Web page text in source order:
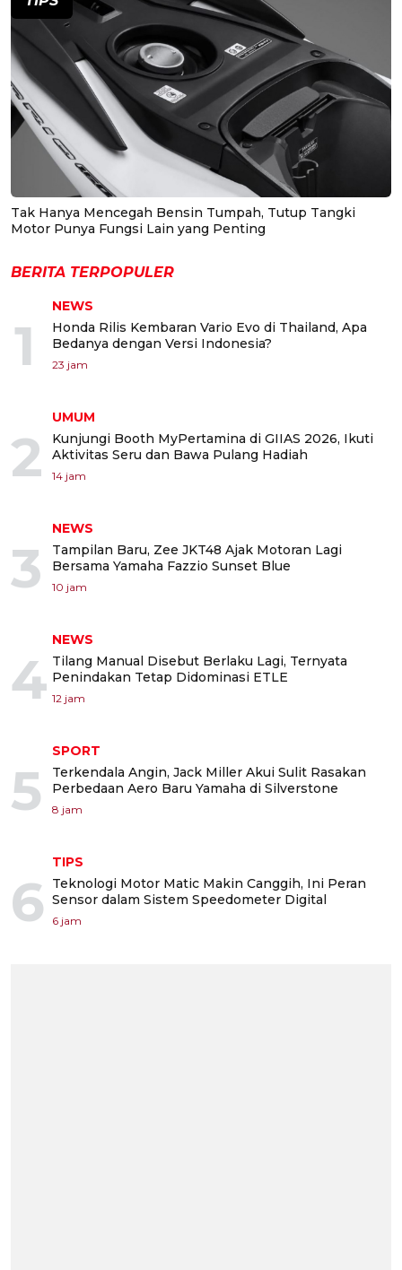
Tak Hanya Mencegah Bensin Tumpah, Tutup Tangki
Motor Punya Fungsi Lain yang Penting
BERITA TERPOPULER
1
NEWS
Honda Rilis Kembaran Vario Evo di Thailand, Apa
Bedanya dengan Versi Indonesia?
23 jam
2
UMUM
Kunjungi Booth MyPertamina di GIIAS 2026, Ikuti
Aktivitas Seru dan Bawa Pulang Hadiah
14 jam
3
NEWS
Tampilan Baru, Zee JKT48 Ajak Motoran Lagi
Bersama Yamaha Fazzio Sunset Blue
10 jam
4
NEWS
Tilang Manual Disebut Berlaku Lagi, Ternyata
Penindakan Tetap Didominasi ETLE
12 jam
5
SPORT
Terkendala Angin, Jack Miller Akui Sulit Rasakan
Perbedaan Aero Baru Yamaha di Silverstone
8 jam
6
TIPS
Teknologi Motor Matic Makin Canggih, Ini Peran
Sensor dalam Sistem Speedometer Digital
6 jam